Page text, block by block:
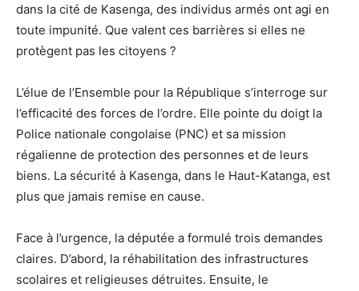
dans la cité de Kasenga, des individus armés ont agi en
toute impunité. Que valent ces barrières si elles ne
protègent pas les citoyens ?
L’élue de l’Ensemble pour la République s’interroge sur
l’efficacité des forces de l’ordre. Elle pointe du doigt la
Police nationale congolaise (PNC) et sa mission
régalienne de protection des personnes et de leurs
biens. La sécurité à Kasenga, dans le Haut-Katanga, est
plus que jamais remise en cause.
Face à l’urgence, la députée a formulé trois demandes
claires. D’abord, la réhabilitation des infrastructures
scolaires et religieuses détruites. Ensuite, le